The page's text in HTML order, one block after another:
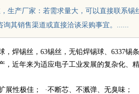
生产厂家：若需求量大，可以直接联系
询其销售渠道或直接洽谈采购事宜。......
，焊锡丝，63锡丝，无铅焊锡球、6337锡
，近年来为适应电子工业发展的复杂化
性极佳； ·不断芯、不溅弹、无臭味；
商标购买：即买即用，规避侵权